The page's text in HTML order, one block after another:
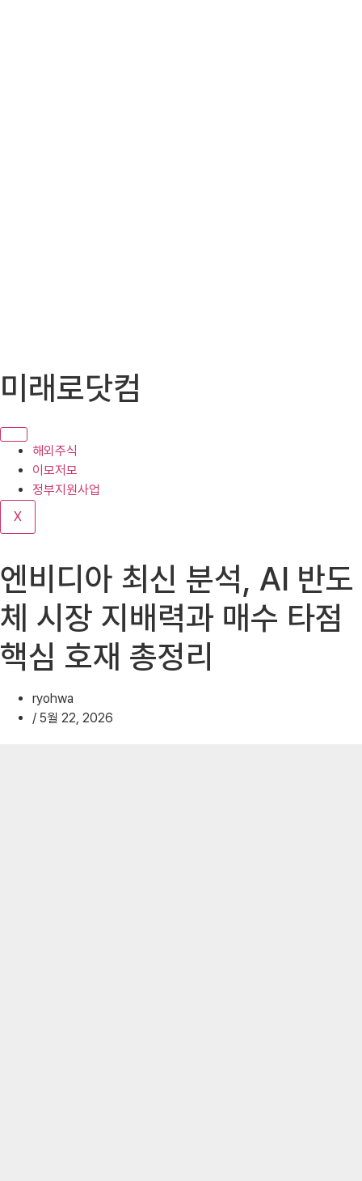
텐
로
기
미래로닷컴
해외주식
이모저모
정부지원사업
X
엔비디아 최신 분석, AI 반도
체 시장 지배력과 매수 타점
핵심 호재 총정리
ryohwa
/ 5월 22, 2026